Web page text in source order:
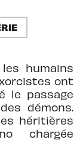
humains
ont
le passage
démons.
héritières
chargée